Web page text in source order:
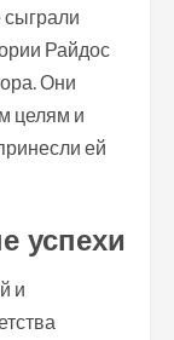
Райдос
Они
целям и
ей
успехи
и